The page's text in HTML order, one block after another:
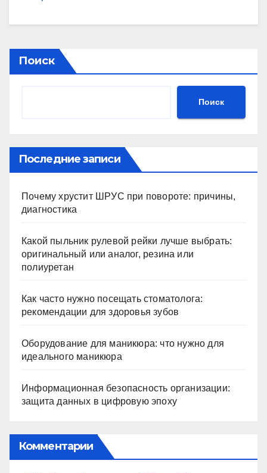
Поиск
Поиск
Последние записи
Почему хрустит ШРУС при повороте: причины,
диагностика
Какой пыльник рулевой рейки лучше выбрать:
оригинальный или аналог, резина или
полиуретан
Как часто нужно посещать стоматолога:
рекомендации для здоровья зубов
Оборудование для маникюра: что нужно для
идеального маникюра
Информационная безопасность организации:
защита данных в цифровую эпоху
Комментарии